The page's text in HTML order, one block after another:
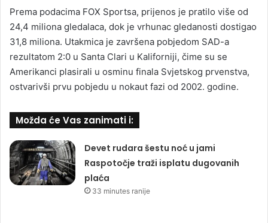
Prema podacima FOX Sportsa, prijenos je pratilo više od
24,4 miliona gledalaca, dok je vrhunac gledanosti dostigao
31,8 miliona. Utakmica je završena pobjedom SAD-a
rezultatom 2:0 u Santa Clari u Kaliforniji, čime su se
Amerikanci plasirali u osminu finala Svjetskog prvenstva,
ostvarivši prvu pobjedu u nokaut fazi od 2002. godine.
Možda će Vas zanimati i:
Devet rudara šestu noć u jami
Raspotočje traži isplatu dugovanih
plaća
33 minutes ranije